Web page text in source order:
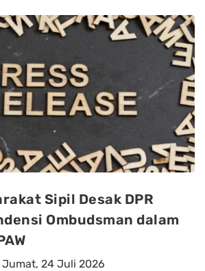
Sipil Desak DPR
Ombudsman dalam
Jumat, 24 Juli 2026